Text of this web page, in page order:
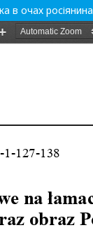
в очах росіянина